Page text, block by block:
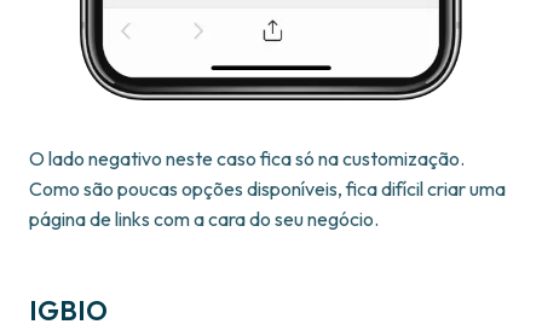
O lado negativo neste caso fica só na customização.
Como são poucas opções disponíveis, fica difícil criar uma
página de links com a cara do seu negócio.
IGBIO